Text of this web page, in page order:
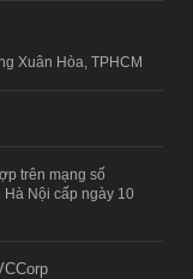
Xuân Hòa, TPHCM
trên mạng số
Hà Nội cấp ngày 10